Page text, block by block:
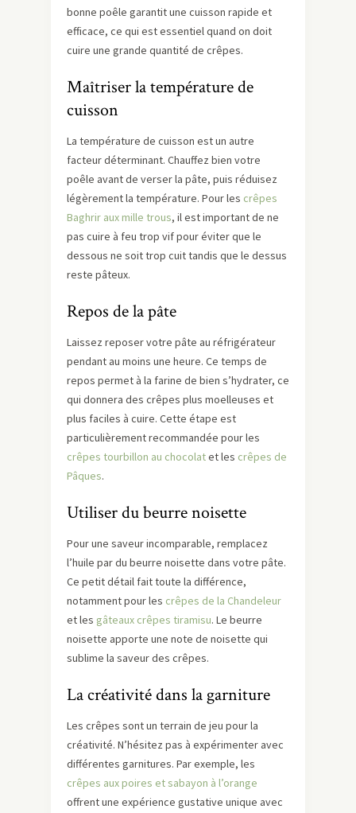
bonne poêle garantit une cuisson rapide et
efficace, ce qui est essentiel quand on doit
cuire une grande quantité de crêpes.
Maîtriser la température de
cuisson
La température de cuisson est un autre
facteur déterminant. Chauffez bien votre
poêle avant de verser la pâte, puis réduisez
légèrement la température. Pour les crêpes
Baghrir aux mille trous, il est important de ne
pas cuire à feu trop vif pour éviter que le
dessous ne soit trop cuit tandis que le dessus
reste pâteux.
Repos de la pâte
Laissez reposer votre pâte au réfrigérateur
pendant au moins une heure. Ce temps de
repos permet à la farine de bien s’hydrater, ce
qui donnera des crêpes plus moelleuses et
plus faciles à cuire. Cette étape est
particulièrement recommandée pour les
crêpes tourbillon au chocolatet les crêpes de
Pâques.
Utiliser du beurre noisette
Pour une saveur incomparable, remplacez
l’huile par du beurre noisette dans votre pâte.
Ce petit détail fait toute la différence,
notamment pour les crêpes de la Chandeleur
et les gâteaux crêpes tiramisu. Le beurre
noisette apporte une note de noisette qui
sublime la saveur des crêpes.
La créativité dans la garniture
Les crêpes sont un terrain de jeu pour la
créativité. N’hésitez pas à expérimenter avec
différentes garnitures. Par exemple, les
crêpes aux poires et sabayon à l’orange
offrent une expérience gustative unique avec